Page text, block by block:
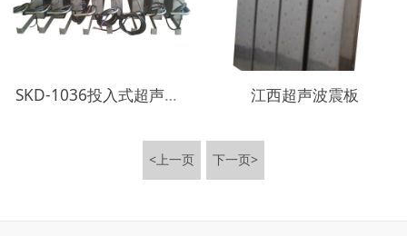
SKD-1036投入式超声波震板 江西超声波震板
<上一页 下一页>